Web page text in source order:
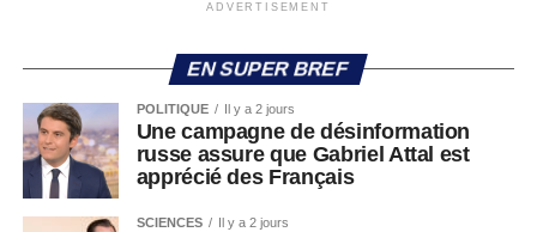
ADVERTISEMENT
EN SUPER BREF
POLITIQUE Il y a 2 jours
Une campagne de désinformation
russe assure que Gabriel Attal est
apprécié des Français
SCIENCES Il y a 2 jours